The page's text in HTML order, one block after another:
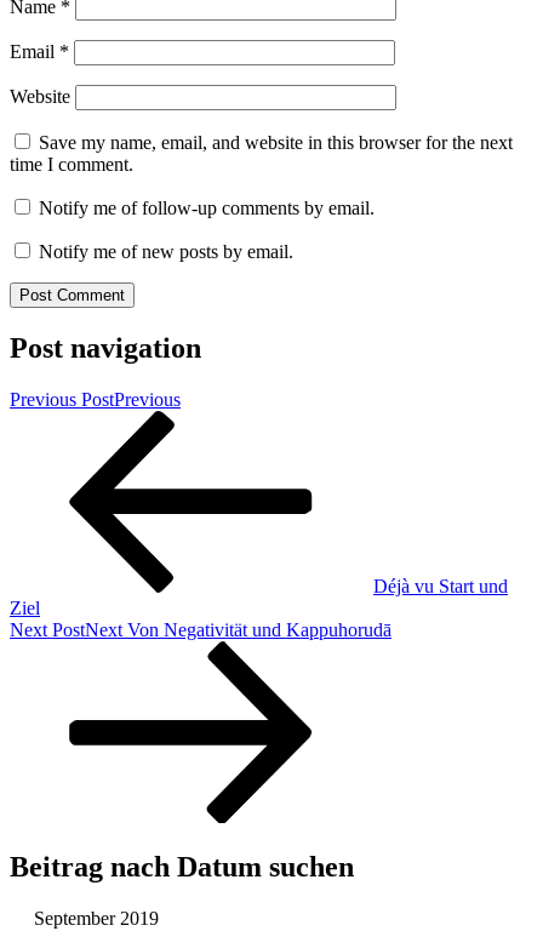
Name *
Email *
Website
Save my name, email, and website in this browser for the next
time I comment.
Notify me of follow-up comments by email.
Notify me of new posts by email.
Post navigation
Previous PostPrevious
Déjà vu Start und
Ziel
Next PostNext Von Negativität und Kappuhorudā
Beitrag nach Datum suchen
September 2019